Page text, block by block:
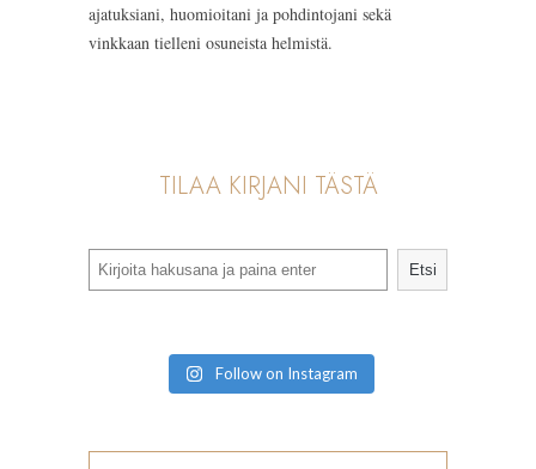
ajatuksiani, huomioitani ja pohdintojani sekä
vinkkaan tielleni osuneista helmistä.
TILAA KIRJANI TÄSTÄ
Etsi
Follow on Instagram